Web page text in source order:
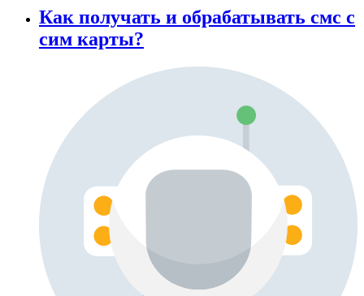
Как получать и обрабатывать смс с
сим карты?